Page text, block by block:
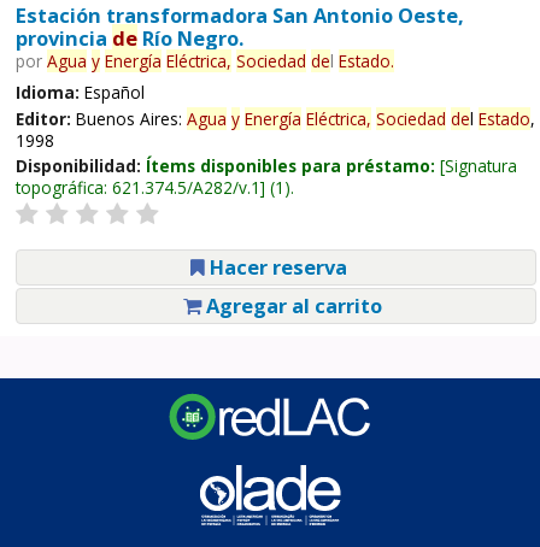
Estación transformadora San Antonio Oeste,
provincia deRío Negro.
por Agua y Energía Eléctrica, Sociedad del Estado.
Idioma: Español
Editor: Buenos Aires: Agua y Energía Eléctrica, Sociedad del Estado,
1998
Disponibilidad: Ítems disponibles para préstamo: Signatura
topográfica: 621.374.5/A282/v.1 (1).
Hacer reserva
Agregar al carrito